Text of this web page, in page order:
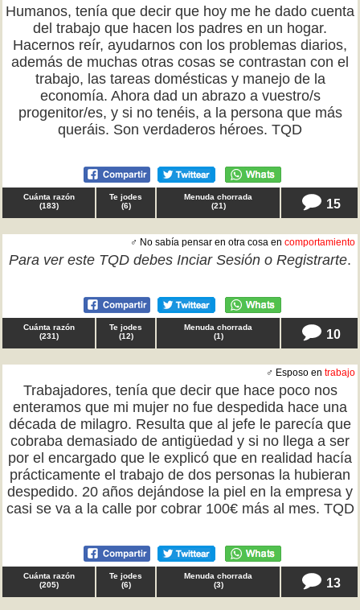
Humanos, tenía que decir que hoy me he dado cuenta
del trabajo que hacen los padres en un hogar.
Hacernos reír, ayudarnos con los problemas diarios,
además de muchas otras cosas se contrastan con el
trabajo, las tareas domésticas y manejo de la
economía. Ahora dad un abrazo a vuestro/s
progenitor/es, y si no tenéis, a la persona que más
queráis. Son verdaderos héroes. TQD
Cuánta razón
(183)
Te jodes
(6)
Menuda chorrada
(21) 15
♂ No sabía pensar en otra cosa en comportamiento
Para ver este TQD debes Inciar Sesión o Registrarte.
Cuánta razón
(231)
Te jodes
(12)
Menuda chorrada
(1) 10
♂ Esposo en trabajo
Trabajadores, tenía que decir que hace poco nos
enteramos que mi mujer no fue despedida hace una
década de milagro. Resulta que al jefe le parecía que
cobraba demasiado de antigüedad y si no llega a ser
por el encargado que le explicó que en realidad hacía
prácticamente el trabajo de dos personas la hubieran
despedido. 20 años dejándose la piel en la empresa y
casi se va a la calle por cobrar 100€ más al mes. TQD
Cuánta razón
(205)
Te jodes
(6)
Menuda chorrada
(3) 13